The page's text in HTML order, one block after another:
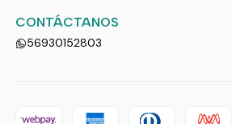
CONTÁCTANOS
56930152803